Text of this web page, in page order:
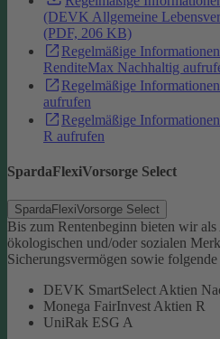
(DEVK Allgemeine
(PDF, 206 KB)
Regelmäßige
RenditeMax Nachhaltig
Regelmäßige
aufrufen
Regelmäßige
R aufrufen
SpardaFlexiVorsorge Select
SpardaFlexiVorsorge Select
Bis zum Rentenbeginn bieten wir
ökologischen und/oder sozialen
Sicherungsvermögen sowie folgende
DEVK SmartSelect Aktien
Monega FairInvest Aktien R
UniRak ESG A